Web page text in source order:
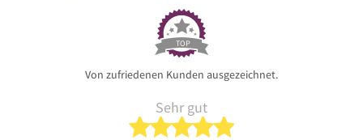
TOP
Von zufriedenen Kunden ausgezeichnet.
Sehr gut
5 von 5 Sternen